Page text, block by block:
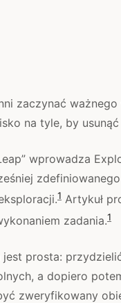
zaczynać
na tyle, by usunąć
wprowadza
1 Artykuł
zadania.1
jest prosta:
a dopiero
zweryfikowany